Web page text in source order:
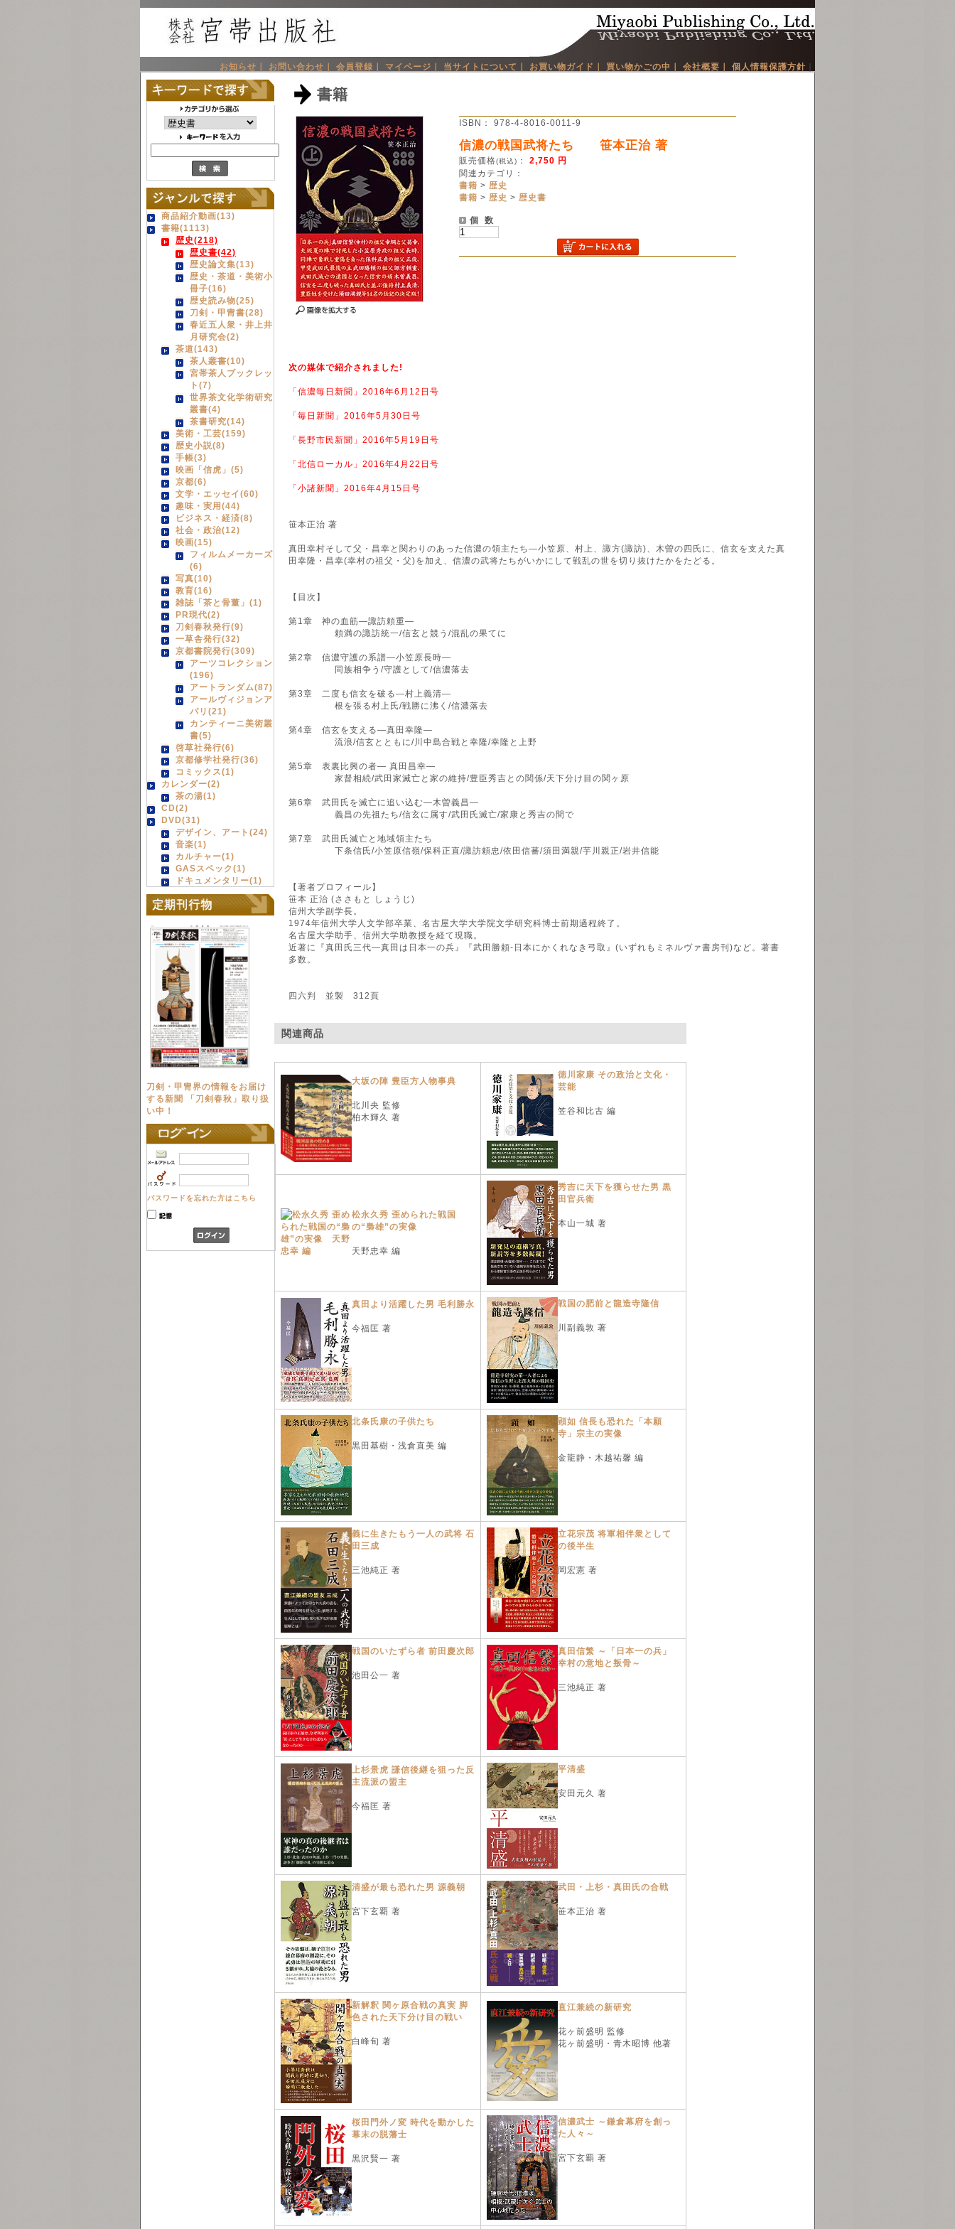
お知らせ｜ お問い合わせ｜ 会員登録｜ マイページ｜ 当サイトについて｜ お買い物ガイド｜ 買い物かごの中｜ 会社概要｜ 個人情報保護方針
商品紹介動画(13)
書籍(1113)
歴史(218)
歴史書(42)
歴史論文集(13)
歴史・茶道・美術小
冊子(16)
歴史読み物(25)
刀剣・甲冑書(28)
春近五人衆・井上井
月研究会(2)
茶道(143)
茶人叢書(10)
宮帯茶人ブックレッ
ト(7)
世界茶文化学術研究
叢書(4)
茶書研究(14)
美術・工芸(159)
歴史小説(8)
手帳(3)
映画「信虎」(5)
京都(6)
文学・エッセイ(60)
趣味・実用(44)
ビジネス・経済(8)
社会・政治(12)
映画(15)
フィルムメーカーズ
(6)
写真(10)
教育(16)
雑誌「茶と骨董」(1)
PR現代(2)
刀剣春秋発行(9)
一草舎発行(32)
京都書院発行(309)
アーツコレクション
(196)
アートランダム(87)
アールヴィジョンア
パリ(21)
カンティーニ美術叢
書(5)
啓草社発行(6)
京都修学社発行(36)
コミックス(1)
カレンダー(2)
茶の湯(1)
CD(2)
DVD(31)
デザイン、アート(24)
音楽(1)
カルチャー(1)
GASスペック(1)
ドキュメンタリー(1)
刀剣・甲冑界の情報をお届け
する新聞 「刀剣春秋」取り扱
い中！
パスワードを忘れた方はこちら
書籍
ISBN： 978-4-8016-0011-9
信濃の戦国武将たち 笹本正治 著
販売価格(税込) ： 2,750 円
関連カテゴリ：
書籍 > 歴史
書籍 > 歴史 > 歴史書
個 数
次の媒体で紹介されました!
「信濃毎日新聞」2016年6月12日号
「毎日新聞」2016年5月30日号
「長野市民新聞」2016年5月19日号
「北信ローカル」2016年4月22日号
「小諸新聞」2016年4月15日号
笹本正治 著
真田幸村そして父・昌幸と関わりのあった信濃の領主たち―小笠原、村上、諏方(諏訪)、木曽の四氏に、信玄を支えた真
田幸隆・昌幸(幸村の祖父・父)を加え、信濃の武将たちがいかにして戦乱の世を切り抜けたかをたどる。
【目次】
第1章 神の血筋―諏訪頼重―
頼満の諏訪統一/信玄と競う/混乱の果てに
第2章 信濃守護の系譜―小笠原長時―
同族相争う/守護として/信濃落去
第3章 二度も信玄を破る―村上義清―
根を張る村上氏/戦勝に沸く/信濃落去
第4章 信玄を支える―真田幸隆―
流浪/信玄とともに/川中島合戦と幸隆/幸隆と上野
第5章 表裏比興の者― 真田昌幸―
家督相続/武田家滅亡と家の維持/豊臣秀吉との関係/天下分け目の関ヶ原
第6章 武田氏を滅亡に追い込む―木曽義昌―
義昌の先祖たち/信玄に属す/武田氏滅亡/家康と秀吉の間で
第7章 武田氏滅亡と地域領主たち
下条信氏/小笠原信嶺/保科正直/諏訪頼忠/依田信蕃/須田満親/芋川親正/岩井信能
【著者プロフィール】
笹本 正治 (ささもと しょうじ)
信州大学副学長。
1974年信州大学人文学部卒業、名古屋大学大学院文学研究科博士前期過程終了。
名古屋大学助手、信州大学助教授を経て現職。
近著に『真田氏三代―真田は日本一の兵』『武田勝頼-日本にかくれなき弓取』(いずれもミネルヴァ書房刊)など。著書
多数。
四六判 並製 312頁
関連商品
大坂の陣 豊臣方人物事典
北川央 監修
柏木輝久 著
徳川家康 その政治と文化・
芸能
笠谷和比古 編
松永久秀 歪められた戦国
の“梟雄”の実像
天野忠幸 編
秀吉に天下を獲らせた男 黒
田官兵衛
本山一城 著
真田より活躍した男 毛利勝永
今福匡 著
戦国の肥前と龍造寺隆信
川副義敦 著
北条氏康の子供たち
黒田基樹・浅倉直美 編
顕如 信長も恐れた「本願
寺」宗主の実像
金龍静・木越祐馨 編
義に生きたもう一人の武将 石
田三成
三池純正 著
立花宗茂 将軍相伴衆として
の後半生
岡宏憲 著
戦国のいたずら者 前田慶次郎
池田公一 著
真田信繁 ～「日本一の兵」
幸村の意地と叛骨～
三池純正 著
上杉景虎 謙信後継を狙った反
主流派の盟主
今福匡 著
平清盛
安田元久 著
清盛が最も恐れた男 源義朝
宮下玄覇 著
武田・上杉・真田氏の合戦
笹本正治 著
新解釈 関ヶ原合戦の真実 脚
色された天下分け目の戦い
白峰旬 著
直江兼続の新研究
花ヶ前盛明 監修
花ヶ前盛明・青木昭博 他著
桜田門外ノ変 時代を動かした
幕末の脱藩士
黒沢賢一 著
信濃武士 ～鎌倉幕府を創っ
た人々～
宮下玄覇 著